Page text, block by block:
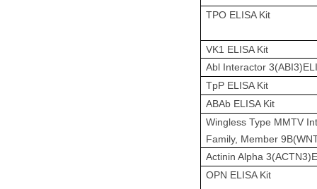
TPO ELISA Kit
VK1 ELISA Kit
Abl Interactor
TpP ELISA Kit
ABAb ELISA Kit
Wingless Type MMTV
Family, Member
Actinin Alpha
OPN ELISA Kit